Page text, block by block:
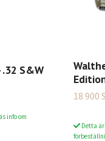
.32 S&W
info om
18 900
Detta